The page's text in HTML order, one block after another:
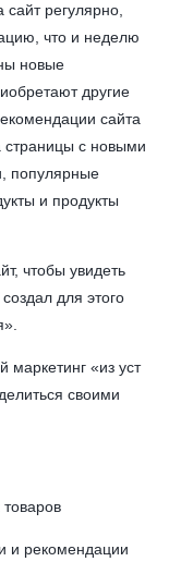
регулярно,
что и неделю
новые
другие
сайта
страницы с новыми
популярные
и продукты
чтобы увидеть
для этого
маркетинг «из уст
своими
и рекомендации